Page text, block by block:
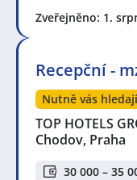
Zveřejněno: 1.
Recepční -
Nutně vás hledají
TOP HOTELS
Chodov, Praha
30 000 – 35